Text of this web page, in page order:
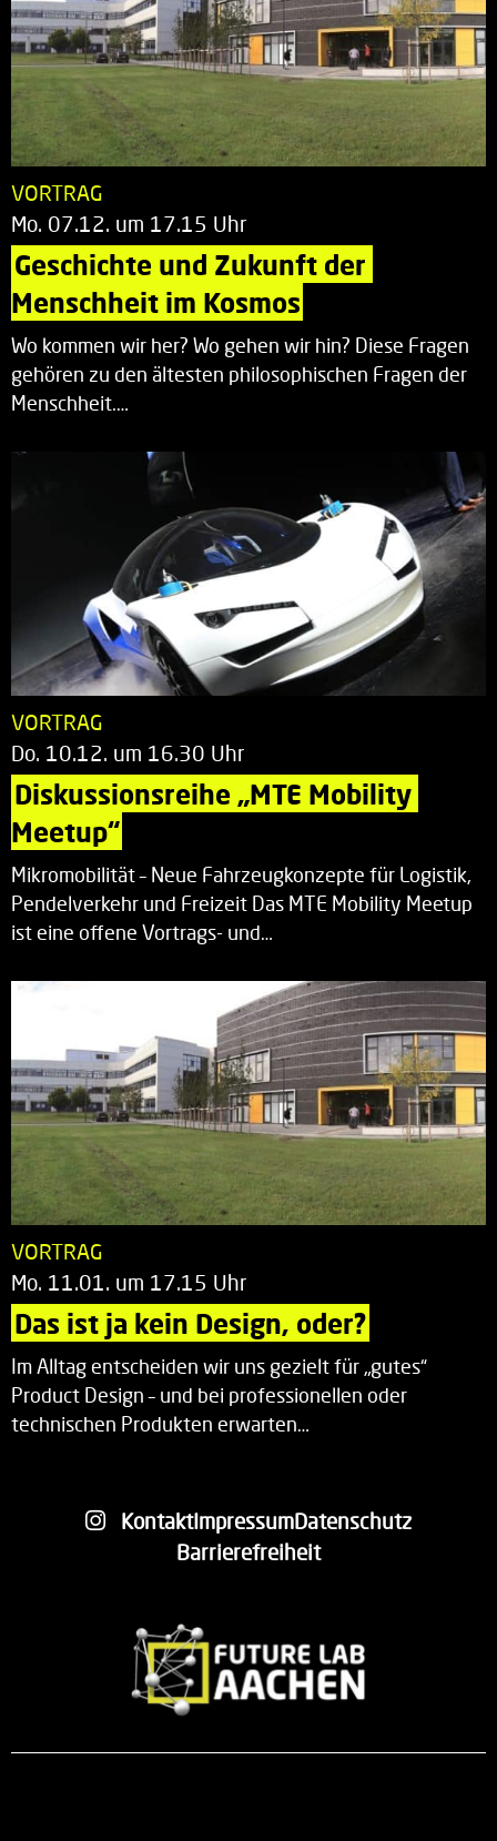
VORTRAG
Mo. 07.12. um 17.15 Uhr
Geschichte und Zukunft der
Menschheit im Kosmos
Wo kommen wir her? Wo gehen wir hin? Diese Fragen
gehören zu den ältesten philosophischen Fragen der
Menschheit.…
VORTRAG
Do. 10.12. um 16.30 Uhr
Diskussionsreihe „MTE Mobility
Meetup“
Mikromobilität – Neue Fahrzeugkonzepte für Logistik,
Pendelverkehr und Freizeit Das MTE Mobility Meetup
ist eine offene Vortrags- und…
VORTRAG
Mo. 11.01. um 17.15 Uhr
Das ist ja kein Design, oder?
Im Alltag entscheiden wir uns gezielt für „gutes“
Product Design – und bei professionellen oder
technischen Produkten erwarten…
KontaktImpressumDatenschutz
Barrierefreiheit